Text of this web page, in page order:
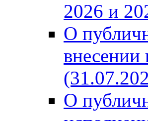
2026 и
О
внесении
О